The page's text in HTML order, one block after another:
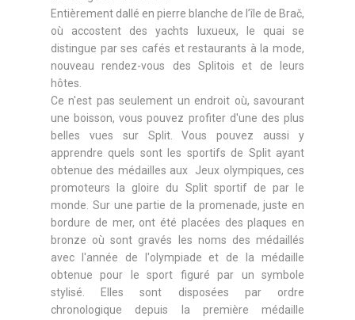
Entièrement dallé en pierre blanche de l’île de Brač,
où accostent des yachts luxueux, le quai se
distingue par ses cafés et restaurants à la mode,
nouveau rendez-vous des Splitois et de leurs
hôtes.
Ce n'est pas seulement un endroit où, savourant
une boisson, vous pouvez profiter d'une des plus
belles vues sur Split. Vous pouvez aussi y
apprendre quels sont les sportifs de Split ayant
obtenue des médailles aux Jeux olympiques, ces
promoteurs la gloire du Split sportif de par le
monde. Sur une partie de la promenade, juste en
bordure de mer, ont été placées des plaques en
bronze où sont gravés les noms des médaillés
avec l'année de l'olympiade et de la médaille
obtenue pour le sport figuré par un symbole
stylisé. Elles sont disposées par ordre
chronologique depuis la première médaille